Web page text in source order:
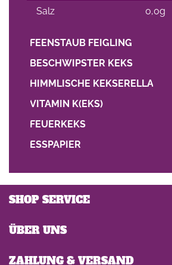
Salz 0,0g
FEENSTAUB FEIGLING
BESCHWIPSTER KEKS
HIMMLISCHE KEKSERELLA
VITAMIN K(EKS)
FEUERKEKS
ESSPAPIER
SHOP SERVICE
ÜBER UNS
ZAHLUNG & VERSAND